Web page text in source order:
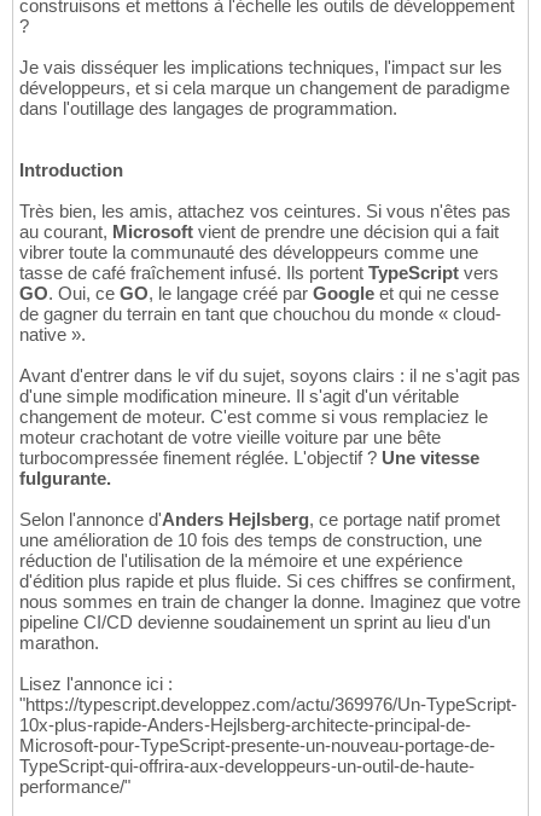
construisons et mettons à l'échelle les outils de développement
?
Je vais disséquer les implications techniques, l'impact sur les
développeurs, et si cela marque un changement de paradigme
dans l'outillage des langages de programmation.
Introduction
Très bien, les amis, attachez vos ceintures. Si vous n'êtes pas
au courant, Microsoft vient de prendre une décision qui a fait
vibrer toute la communauté des développeurs comme une
tasse de café fraîchement infusé. Ils portent TypeScript vers
GO. Oui, ce GO, le langage créé par Google et qui ne cesse
de gagner du terrain en tant que chouchou du monde « cloud-
native ».
Avant d'entrer dans le vif du sujet, soyons clairs : il ne s'agit pas
d'une simple modification mineure. Il s'agit d'un véritable
changement de moteur. C'est comme si vous remplaciez le
moteur crachotant de votre vieille voiture par une bête
turbocompressée finement réglée. L'objectif ? Une vitesse
fulgurante.
Selon l'annonce d'Anders Hejlsberg, ce portage natif promet
une amélioration de 10 fois des temps de construction, une
réduction de l'utilisation de la mémoire et une expérience
d'édition plus rapide et plus fluide. Si ces chiffres se confirment,
nous sommes en train de changer la donne. Imaginez que votre
pipeline CI/CD devienne soudainement un sprint au lieu d'un
marathon.
Lisez l'annonce ici :
"https://typescript.developpez.com/actu/369976/Un-TypeScript-
10x-plus-rapide-Anders-Hejlsberg-architecte-principal-de-
Microsoft-pour-TypeScript-presente-un-nouveau-portage-de-
TypeScript-qui-offrira-aux-developpeurs-un-outil-de-haute-
performance/"